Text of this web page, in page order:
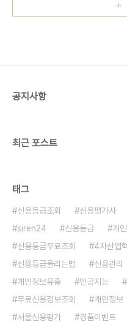
부가 지원하는 대출 상품과 일반 은행에
공지사항
최근 포스트
태그
신용등급조회 신용평가사
siren24
신용등급 개
신용등급무료조회
4차산업
신용등급올리는법
신용관리
개인정보유출
인공지능
무료신용정보조회
개인정보
서울신용평가
경품이벤트